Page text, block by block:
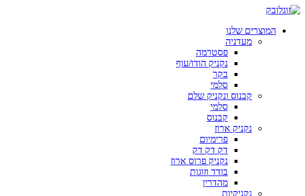
המוצרים שלנו
מעדניה
פסטרמה
נקניק הודו/עוף
בקר
סלמי
קבנוס ונקניק שלם
סלמי
קבנוס
נקניק ארוז
פרימיום
דק דק דק
נקניק פרוס ארוז
בודד וזוגות
מהדרין
נקניקיות